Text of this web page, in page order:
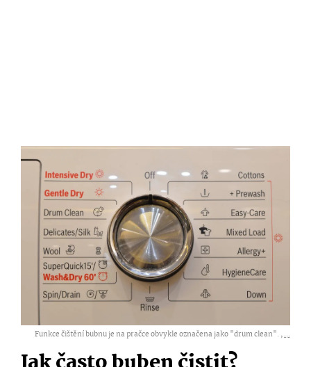
Funkce čištění bubnu je na pračce obvykle označena jako "drum clean". ,...